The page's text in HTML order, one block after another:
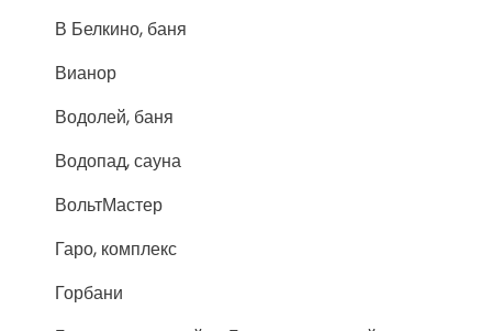
В Белкино, баня
Вианор
Водолей, баня
Водопад, сауна
ВольтМастер
Гаро, комплекс
Горбани